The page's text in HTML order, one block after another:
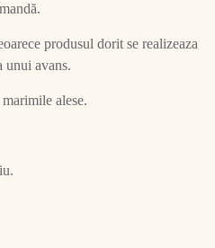
produsul dorit se realizeaza
unui avans.
alese.